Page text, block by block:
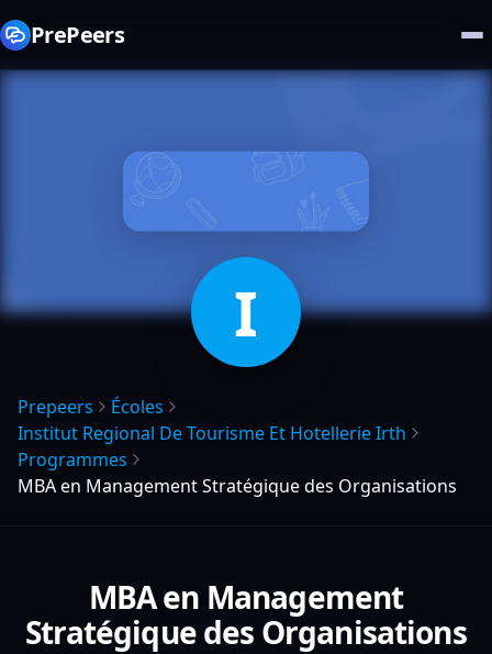
PrePeers
I
Prepeers
Écoles
Institut Regional De Tourisme Et Hotellerie Irth
Programmes
MBA en Management Stratégique des Organisations
MBA en Management
Stratégique des Organisations